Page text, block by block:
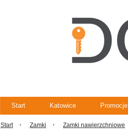
Start Katowice Promocje
Start Zamki Zamki nawierzchniowe